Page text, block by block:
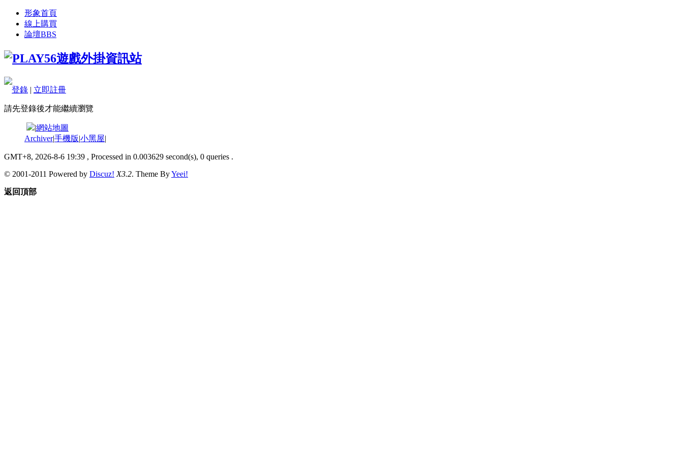
形象首頁
線上購買
論壇BBS
登錄 | 立即註冊
請先登錄後才能繼續瀏覽
|網站地圖
Archiver|手機版|小黑屋|
GMT+8, 2026-8-6 19:39 , Processed in 0.003629 second(s), 0 queries .
© 2001-2011 Powered by Discuz! X3.2. Theme ByYeei!
返回頂部